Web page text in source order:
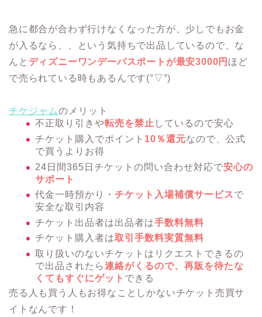
急に都合が合わず行けなくなった方が、少しでもお金
が入るなら、、という気持ちで出品しているので、な
んと ディズニーワンデーパスポートが最安3000円 ほど
で売られている時もあるんです(°▽°)
チケジャムのメリット
不正取り引きや転売を禁止 しているので安心
チケット購入でポイント 10％還元なので、公式
で買うよりお得
24日間365日チケットの問い合わせ対応で安心の
サポート
代金一時預かり・ チケット入場補償サービス で
安全な取引内容
チケット出品者は出品者は手数料無料
チケット購入者は取引手数料実質無料
取り扱いのないチケットはリクエストできるの
で出品されたら連絡がくるので、再販を待たな
くてもすぐにゲット できる
売る人も買う人もお得なことしかないチケット売買サ
イトなんです！